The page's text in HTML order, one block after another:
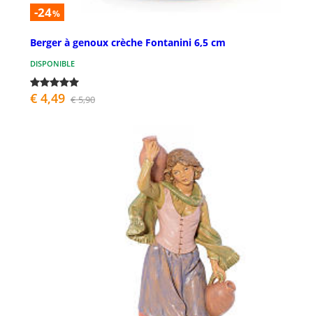
-24%
Berger à genoux crèche Fontanini 6,5 cm
DISPONIBLE
€ 4,49 € 5,90